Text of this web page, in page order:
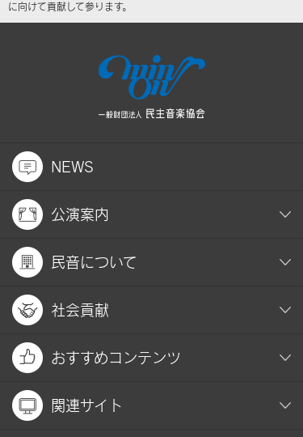
に向けて貢献して参ります。
NEWS
公演案内
民音について
社会貢献
おすすめコンテンツ
関連サイト